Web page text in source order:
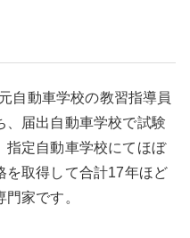
自動車学校の教習指導員
、届出自動車学校で試験
指定自動車学校にてほぼ
を取得して合計17年ほど
家です。